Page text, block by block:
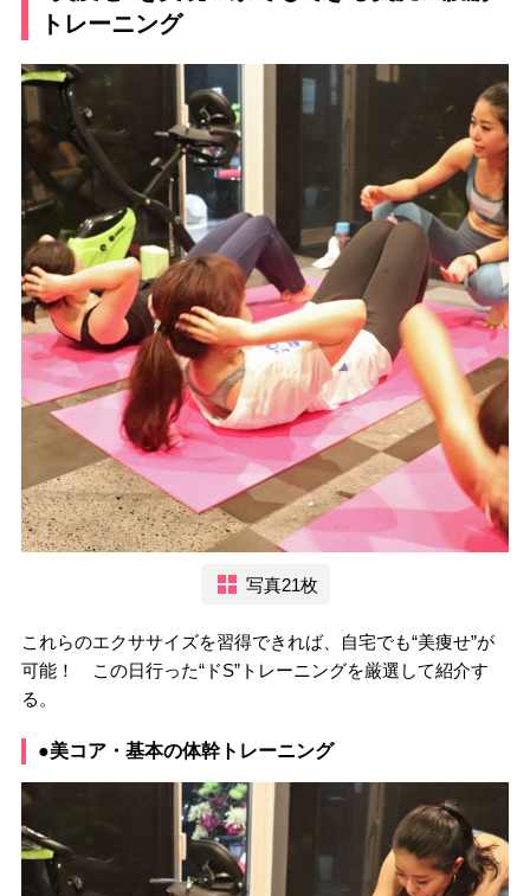
トレーニング
写真21枚
これらのエクササイズを習得できれば、自宅でも“美痩せ”が
可能！ この日行った“ドS”トレーニングを厳選して紹介す
る。
●美コア・基本の体幹トレーニング